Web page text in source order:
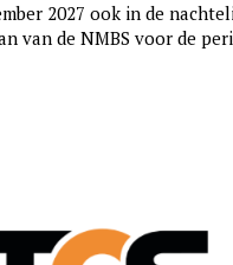
2027 ook in de
de NMBS voor de